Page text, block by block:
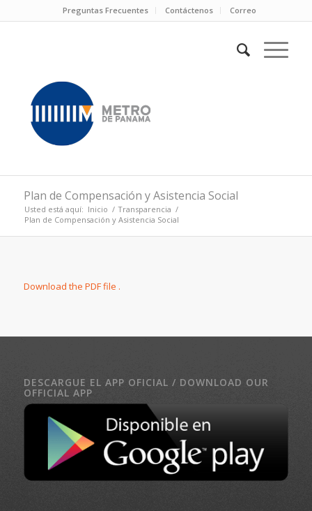
Preguntas Frecuentes Contáctenos Correo
Plan de Compensación y Asistencia Social
Usted está aquí: Inicio / Transparencia /
Plan de Compensación y Asistencia Social
Download the PDF file .
DESCARGUE EL APP OFICIAL / DOWNLOAD OUR
OFFICIAL APP